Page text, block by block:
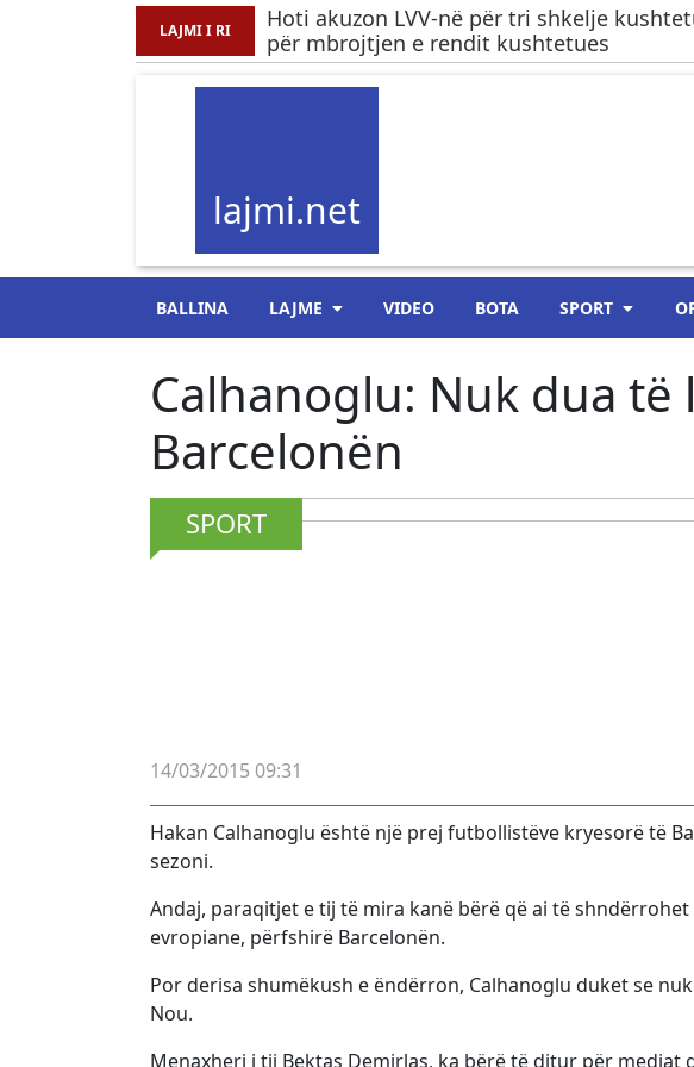
LAJMI I RI
Hoti akuzon LVV-në për tri shkelje
për mbrojtjen e rendit kushtetues
lajmi.net
BALLINA LAJME VIDEO BOTA SPORT
Calhanoglu: Nuk dua të
Barcelonën
SPORT
14/03/2015 09:31
Hakan Calhanoglu është një prej futbollistëve kryesorë të
sezoni.
Andaj, paraqitjet e tij të mira kanë bërë që ai të
evropiane, përfshirë Barcelonën.
Por derisa shumëkush e ëndërron, Calhanoglu duket se
Nou.
Menaxheri i tij Bektas Demirlas, ka bërë të ditur për